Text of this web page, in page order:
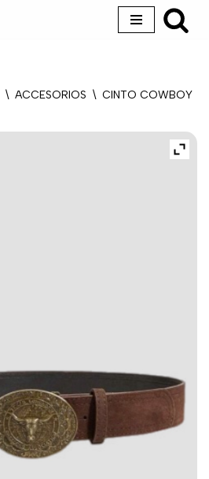
\ ACCESORIOS \ CINTO COWBOY